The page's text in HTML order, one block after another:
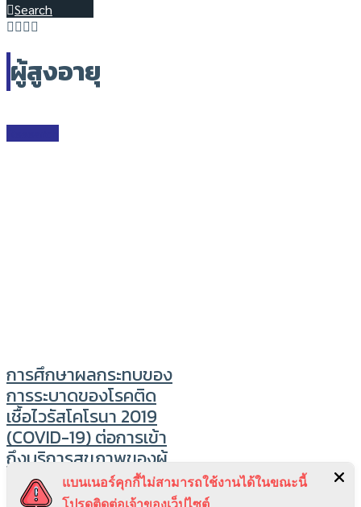
Search
ผู้สูงอายุ
การศึกษาผลกระทบของ
การระบาดของโรคติด
เชื้อไวรัสโคโรนา 2019
(COVID-19) ต่อการเข้า
ถึงบริการสุขภาพของผู้
สูงอายุในประเทศไทย
แบนเนอร์คุกกี้ไม่สามารถใช้งานได้ในขณะนี้
โปรดติดต่อเจ้าของเว็ปไซต์